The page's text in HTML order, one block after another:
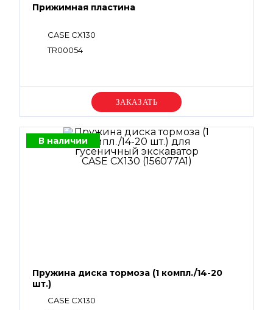
Прижимная пластина
CASE CX130
TR00054
Уточняйте цену
В наличии
Пружина диска тормоза (1 компл./14-20
шт.)
CASE CX130